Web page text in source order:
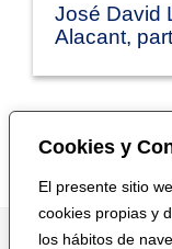
Cookies y
El presente sitio
cookies propias y
los hábitos de
José David
Alacant,